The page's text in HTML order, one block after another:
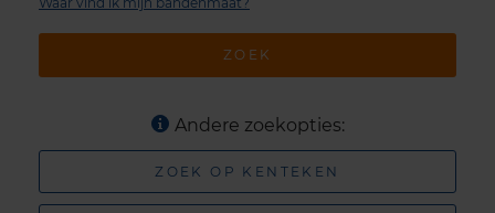
ZOEK
Andere zoekopties:
ZOEK OP KENTEKEN